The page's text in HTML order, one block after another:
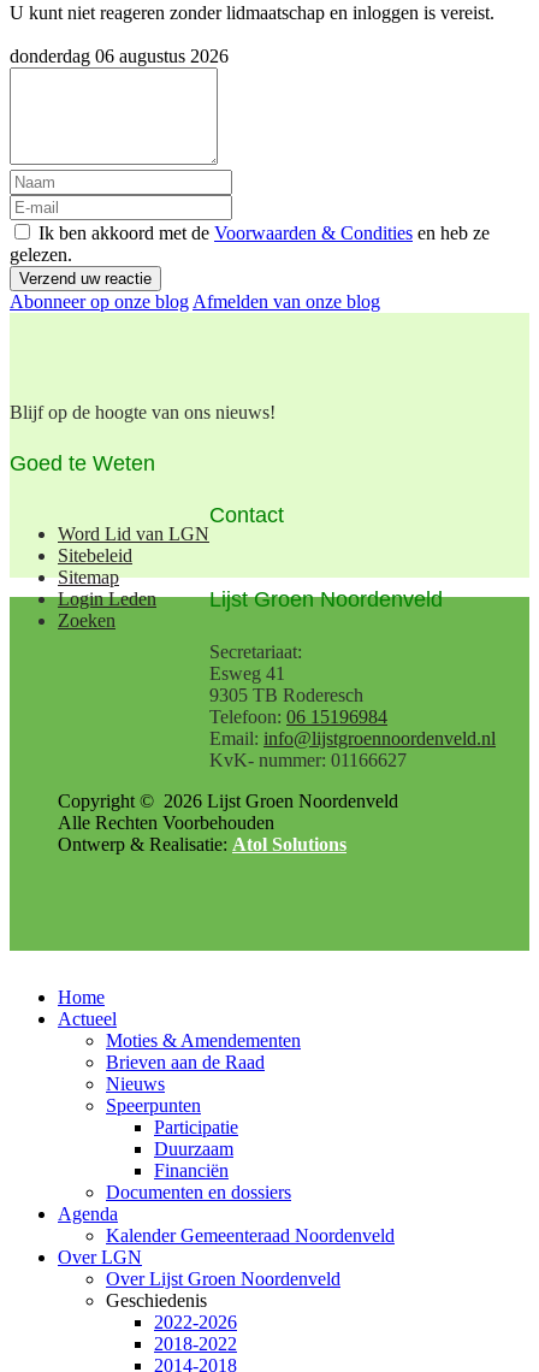
U kunt niet reageren zonder lidmaatschap en inloggen is vereist.
donderdag 06 augustus 2026
Ik ben akkoord met de Voorwaarden & Condities en heb ze
gelezen.
Verzend uw reactie
Abonneer op onze blog Afmelden van onze blog
Blijf op de hoogte van ons nieuws!
Goed te Weten
Word Lid van LGN
Sitebeleid
Sitemap
Login Leden
Zoeken
Contact
Lijst Groen Noordenveld
Secretariaat:
Esweg 41
9305 TB Roderesch
Telefoon: 06 15196984
Email: info@lijstgroennoordenveld.nl
KvK- nummer: 01166627
Copyright © 2026 Lijst Groen Noordenveld
Alle Rechten Voorbehouden
Ontwerp & Realisatie: Atol Solutions
Home
Actueel
Moties & Amendementen
Brieven aan de Raad
Nieuws
Speerpunten
Participatie
Duurzaam
Financiën
Documenten en dossiers
Agenda
Kalender Gemeenteraad Noordenveld
Over LGN
Over Lijst Groen Noordenveld
Geschiedenis
2022-2026
2018-2022
2014-2018